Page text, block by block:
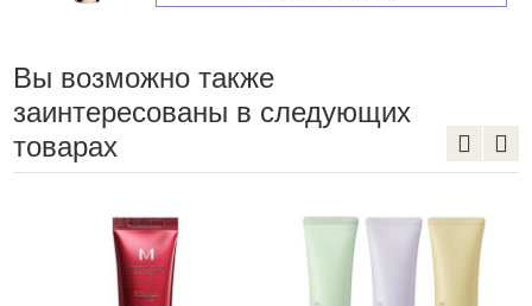
Вы возможно также
заинтересованы в следующих
товарах